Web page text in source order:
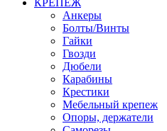
КРЕПЕЖ
Анкеры
Болты/Винты
Гайки
Гвозди
Дюбели
Карабины
Крестики
Мебельный крепеж
Опоры, держатели